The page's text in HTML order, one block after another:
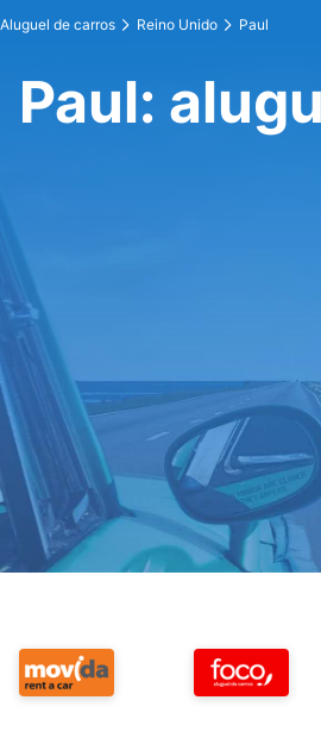
Aluguel de carros Reino Unido Paul
Paul: